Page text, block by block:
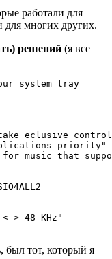
работали для
для многих других.
решений (я все
system tray
eclusive
priority"
music that
> 48 KHz"
был тот, который я